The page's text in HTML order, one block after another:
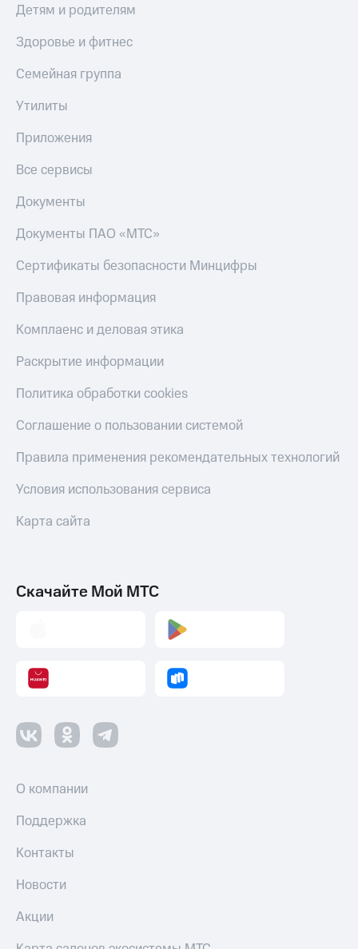
Детям и родителям
Здоровье и фитнес
Семейная группа
Утилиты
Приложения
Все сервисы
Документы
Документы ПАО «МТС»
Сертификаты безопасности Минцифры
Правовая информация
Комплаенс и деловая этика
Раскрытие информации
Политика обработки cookies
Соглашение о пользовании системой
Правила применения рекомендательных технологий
Условия использования сервиса
Карта сайта
Скачайте Мой МТС
О компании
Поддержка
Контакты
Новости
Акции